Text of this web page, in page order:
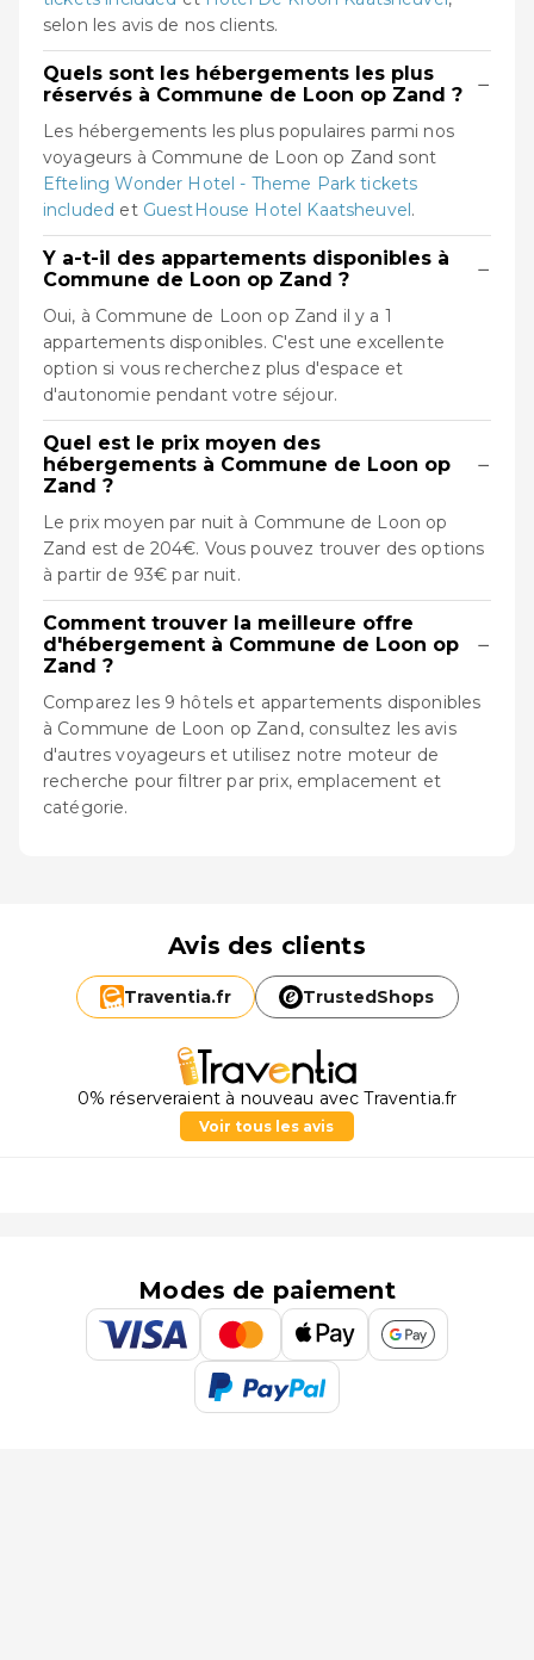
selon les avis de nos clients.
Quels sont les hébergements les plus
réservés à Commune de Loon op Zand ?
−
Les hébergements les plus populaires parmi nos
voyageurs à Commune de Loon op Zand sont
Efteling Wonder Hotel - Theme Park tickets
included et GuestHouse Hotel Kaatsheuvel.
Y a-t-il des appartements disponibles à
Commune de Loon op Zand ?
−
Oui, à Commune de Loon op Zand il y a 1
appartements disponibles. C'est une excellente
option si vous recherchez plus d'espace et
d'autonomie pendant votre séjour.
Quel est le prix moyen des
hébergements à Commune de Loon op
Zand ?
−
Le prix moyen par nuit à Commune de Loon op
Zand est de 204€. Vous pouvez trouver des options
à partir de 93€ par nuit.
Comment trouver la meilleure offre
d'hébergement à Commune de Loon op
Zand ?
−
Comparez les 9 hôtels et appartements disponibles
à Commune de Loon op Zand, consultez les avis
d'autres voyageurs et utilisez notre moteur de
recherche pour filtrer par prix, emplacement et
catégorie.
Avis des clients
Traventia.fr TrustedShops
0% réserveraient à nouveau avec Traventia.fr
Voir tous les avis
Modes de paiement